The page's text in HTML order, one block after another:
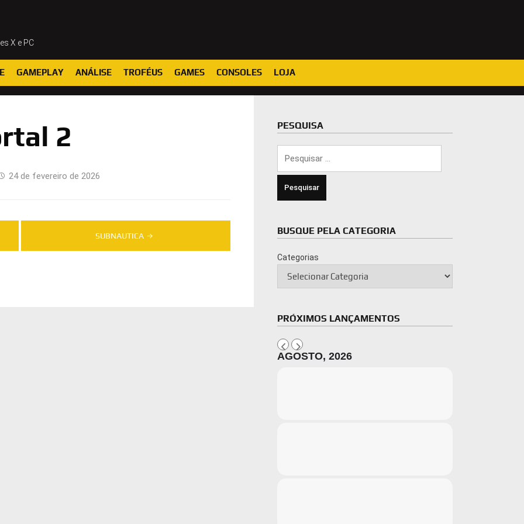
X e PC
GAMEPLAY ANÁLISE TROFÉUS GAMES CONSOLES LOJA
2
24 de fevereiro de 2026
SUBNAUTICA
PESQUISA
BUSQUE PELA CATEGORIA
Categorias
PRÓXIMOS LANÇAMENTOS
AGOSTO, 2026